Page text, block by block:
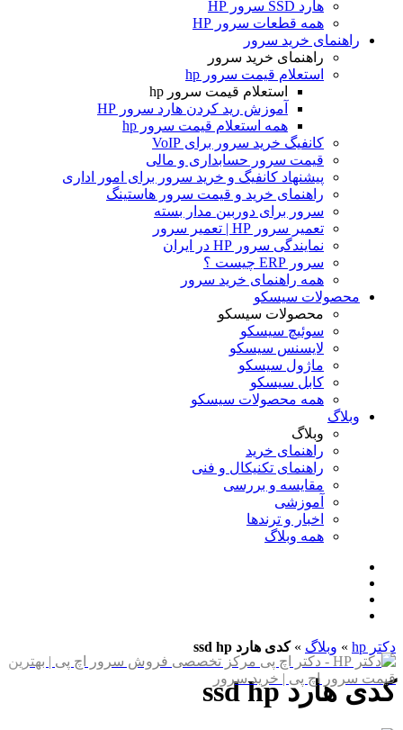
هارد SSD سرور HP
همه قطعات سرور HP
راهنمای خرید سرور
راهنمای خرید سرور
استعلام قیمت سرور hp
استعلام قیمت سرور hp
آموزش ريد كردن هارد سرور HP
همه استعلام قیمت سرور hp
کانفیگ خرید سرور برای VoIP
قیمت سرور حسابداری و مالی
پیشنهاد کانفیگ و خرید سرور برای امور اداری
راهنمای خرید و قیمت سرور هاستینگ
سرور برای دوربین مدار بسته
تعمیر سرور HP | تعمیر سرور
نمایندگی سرور HP در ایران
سرور ERP چیست ؟
همه راهنمای خرید سرور
محصولات سیسکو
محصولات سیسکو
سوئیچ سیسکو
لایسنس سیسکو
ماژول سیسکو
کابل سیسکو
همه محصولات سیسکو
وبلاگ
وبلاگ
راهنمای خرید
راهنمای تکنیکال و فنی
مقایسه و بررسی
آموزشی
اخبار و ترندها
همه وبلاگ
دکتر hp » وبلاگ »کدی هارد ssd hp
کدی هارد ssd hp